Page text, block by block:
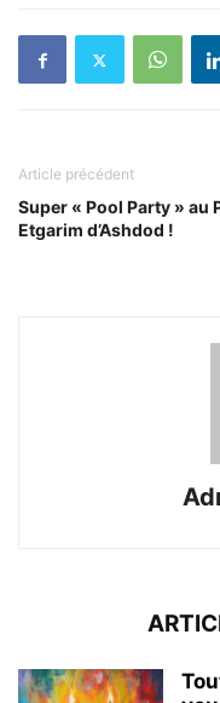
Article précédent
Super « Pool Party » au
Etgarim d’Ashdod !